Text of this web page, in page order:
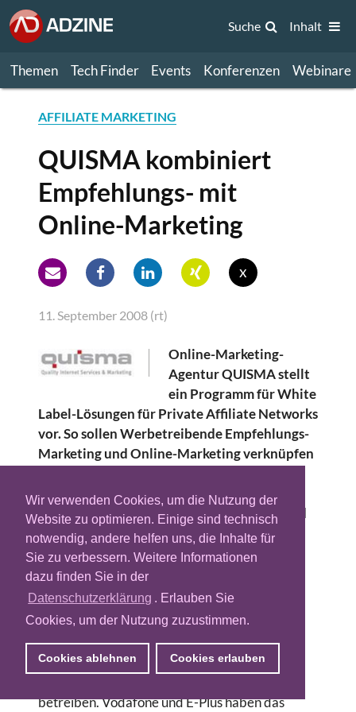
Wir verwenden Cookies, um die Nutzung der
Website zu optimieren. Einige sind technisch
notwendig, andere helfen uns, die Inhalte für
Sie zu verbessern. Weitere Informationen
dazu finden Sie in der
Datenschutzerklärung . Erlauben Sie
Cookies, um der Nutzung zuzustimmen.
Cookies ablehnen Cookies erlauben
Themen Tech Finder Events Konferenzen Webinare
Suche Inhalt
AFFILIATE MARKETING
QUISMA kombiniert
Empfehlungs- mit
Online-Marketing
x
11. September 2008 (rt)
Online-Marketing-
Agentur QUISMA stellt
ein Programm für White
Label-Lösungen für Private Affiliate Networks
vor. So sollen Werbetreibende Empfehlungs-
Marketing und Online-Marketing verknüpfen
Affiliates Werbemittel und Formulare
einsehen, Neuregistrierungen verfolgen und
Provisionen in Echtzeit auflisten lassen.
Zudem sollen neben Foren, CMS und auf den
jeweiligen Betreiber zugeschnittene FAQ-
Bereiche unter anderem auch die Möglichkeit
zur individuellen Provisionsverwaltung pro
Vertriebspartner in dem Programm enthalten
sein. Nutzer des Programms sollen so in der
betreiben. Vodafone und E-Plus haben das